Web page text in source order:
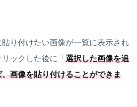
り付けたい画像が一覧に表示され
ックした後に「 選択した画像を追
画像を貼り付けることができま